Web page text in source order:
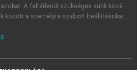
foglaltakat
elfogadom.
A feltétlenül szükséges sütik közé
között a személyre szabott beállításokat